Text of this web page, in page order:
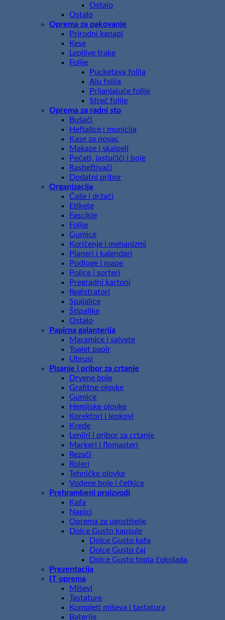
Ostalo
Ostalo
Oprema za pakovanje
Prirodni kanapi
Kese
Lepljive trake
Folije
Pucketava folija
Alu folija
Prijanjajuće folije
Streč folije
Oprema za radni sto
Bušači
Heftalice i municija
Kase za novac
Makaze i skalpeli
Pečati, jastučići i boje
Rasheftivači
Dodatni pribor
Organizacija
Čaše i držači
Etikete
Fascikle
Folije
Gumice
Koričenje i mehanizmi
Planeri i kalendari
Podloge i mape
Police i sorteri
Pregradni kartoni
Registratori
Spajalice
Štipaljke
Ostalo
Papirna galanterija
Maramice i salvete
Toalet papir
Ubrusi
Pisanje i pribor za crtanje
Drvene boje
Grafitne olovke
Gumice
Hemijske olovke
Korektori i lepkovi
Krede
Lenjiri i pribor za crtanje
Markeri i flomasteri
Rezači
Roleri
Tehničke olovke
Vodene boje i četkice
Prehrambeni proizvodi
Kafa
Napici
Oprema za ugostitelje
Dolce Gusto kapsule
Dolce Gusto kafa
Dolce Gusto čaj
Dolce Gusto topla čokolada
Prezentacija
IT oprema
Miševi
Tastature
Kompleti miševa i tastatura
Baterije